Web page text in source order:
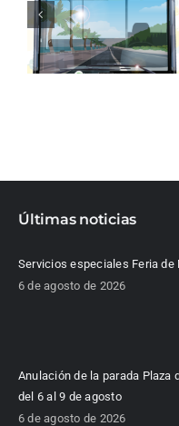
Últimas noticias
Servicios especiales Feria de
6 de agosto de 2026
Anulación de la parada Plaza
del 6 al 9 de agosto
6 de agosto de 2026